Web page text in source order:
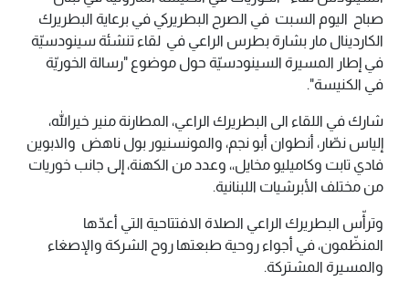
صباح اليوم السبت في الصرح البطريركي في برعاية البطريرك
الكاردينال مار بشارة بطرس الراعي في لقاء تنشئة سينودسيّة
في إطار المسيرة السينودسيّة حول موضوع "رسالة الخوريّة
في الكنيسة".
شارك في اللقاء الى البطريرك الراعي، المطارنة منير خيرالله،
إلياس نصّار، أنطوان أبو نجم، والمونسنيور بول ناهض والابوين
فادي تابت وكاميليو مخايل،، وعدد من الكهنة، إلى جانب خوريات
من مختلف الأبرشيات اللبنانية.
وترأّس البطريرك الراعي الصلاة الافتتاحية التي أعدّها
المنظّمون، في أجواء روحية طبعتها روح الشركة والإصغاء
والمسيرة المشتركة.